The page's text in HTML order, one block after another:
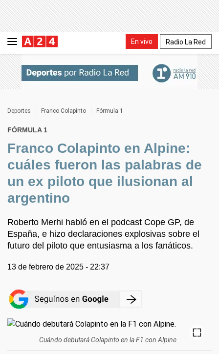
En vivo Radio La Red
Deportes Franco Colapinto Fórmula 1
FÓRMULA 1
Franco Colapinto en Alpine:
cuáles fueron las palabras de
un ex piloto que ilusionan al
argentino
Roberto Merhi habló en el podcast Cope GP, de
España, e hizo declaraciones explosivas sobre el
futuro del piloto que entusiasma a los fanáticos.
13 de febrero de 2025 - 22:37
Cuándo debutará Colapinto en la F1 con Alpine.